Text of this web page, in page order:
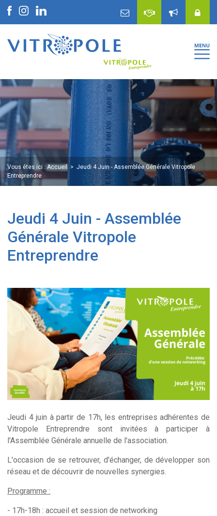
Vous êtes ici :Accueil
Jeudi 4 Juin - Assemblée Générale Vitropole
Entreprendre
Jeudi 4 Juin - Assemblée
Générale Vitropole
Entreprendre
Jeudi 4 juin à partir de 17h, les entreprises adhérentes de
Vitropole Entreprendre sont invitées à participer à
l'Assemblée Générale annuelle de l'association.
L'occasion de se retrouver, d'échanger, de développer son
réseau et de découvrir de nouvelles synergies.
Programme :
- 17h-18h : accueil et session de networking